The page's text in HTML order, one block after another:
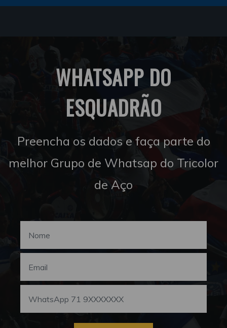
WHATSAPP DO
ESQUADRÃO
Preencha os dados e faça parte do
melhor Grupo de Whatsap do Tricolor
de Aço